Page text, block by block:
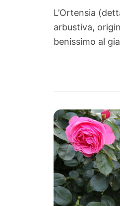
L’Ortensia
arbustiva,
benissimo al